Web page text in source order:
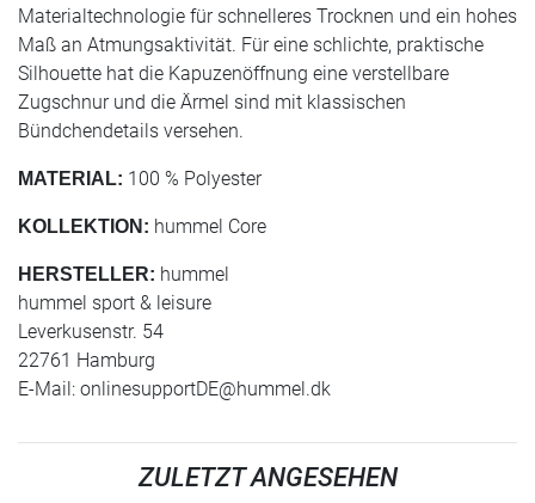
Materialtechnologie für schnelleres Trocknen und ein hohes
Maß an Atmungsaktivität. Für eine schlichte, praktische
Silhouette hat die Kapuzenöffnung eine verstellbare
Zugschnur und die Ärmel sind mit klassischen
Bündchendetails versehen.
MATERIAL: 100 % Polyester
KOLLEKTION: hummel Core
HERSTELLER: hummel
hummel sport & leisure
Leverkusenstr. 54
22761 Hamburg
E-Mail: onlinesupportDE@hummel.dk
ZULETZT ANGESEHEN